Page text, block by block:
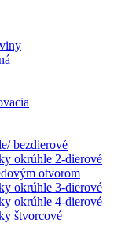
bezdierové
okrúhle 2-dierové
otvorom
okrúhle 3-dierové
okrúhle 4-dierové
štvorcové